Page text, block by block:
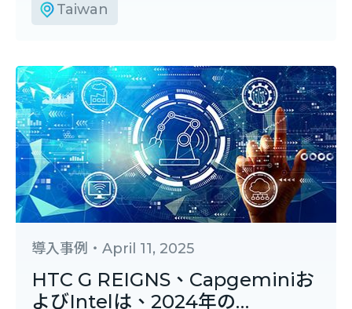
Taiwan
導入事例 ・ April 11, 2025
HTC G REIGNS、Capgeminiお
よびIntelは、2024年の